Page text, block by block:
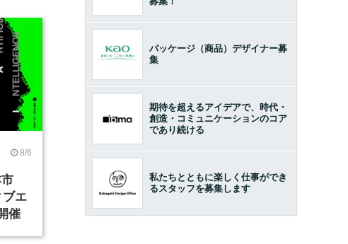
8/6
ブエ
催
パッケージ（商品）デザイナー募
集
期待を超えるアイデアで、時代・
創造・コミュニケーションのコア
であり続ける
私たちとともに楽しく仕事ができ
るスタッフを募集します